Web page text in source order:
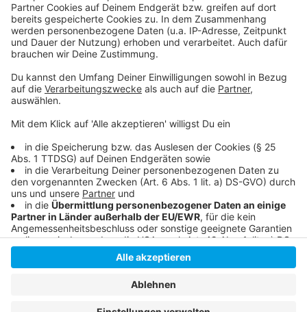
Statistisches Landesamt
Das bringt 2025 in Sachen "Pflege"
Pflegekammer warnt vor Engpässen
Anzeige
Anzeige